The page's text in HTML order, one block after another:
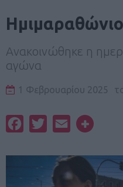
Ανακοινώθηκε η
αγώνα
1 Φεβρουαρίου 2025
FacebookTwitterEmail